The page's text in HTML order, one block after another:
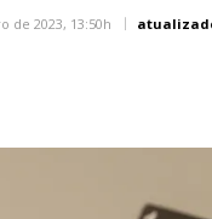
de 2023, 13:50h